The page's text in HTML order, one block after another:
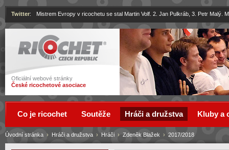
Ricochet
Oficiální webové stránky
České ricochetové asociace
Twitter: Mistrem Evropy v ricochetu se stal Martin Volf. 2. Jan Pulkráb, 3. Petr Malý.
Úvodní stránka › Hráči a družstva › Hráči › Zdeněk Blažek › 2017/2018
Co je ricochet Soutěže Hráči a družstva Kluby a